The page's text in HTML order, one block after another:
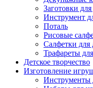
Заготовки
Инструмент
Поталь
Рисовые
Салфетки для
Трафареты
Детское творчество
Изготовление
Инструменты